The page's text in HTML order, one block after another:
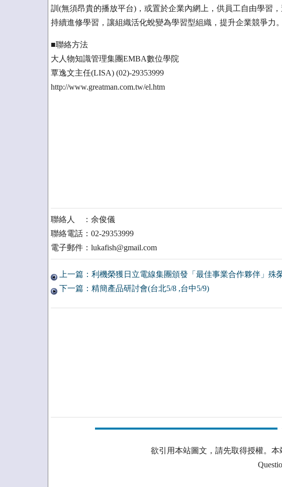
訓(無須昂貴的播放平台)，或置於企業內網上，供員工自由學習
持續進修學習，讓組織活化蛻變為學習型組織，提升企業競爭力。
■聯絡方法
大人物知識管理集團EMBA數位學院
覃逸文主任(LISA) (02)-29353999
http://www.greatman.com.tw/el.htm
聯絡人 ：余俊儀
聯絡電話：02-29353999
電子郵件：lukafish@gmail.com
上一篇：利機榮獲日立電線集團頒發「最佳事業合作夥伴」殊
下一篇：精簡產品研討會(台北5/8 ,台中5/9)
欲引用本站圖文，請先取得授權。本